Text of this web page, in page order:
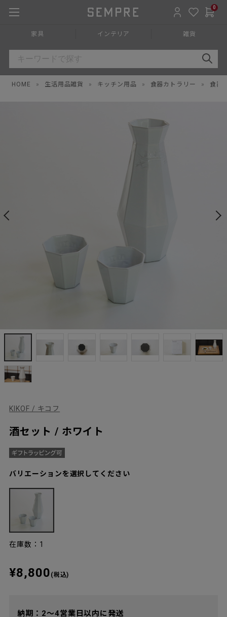
0
家具 インテリア 雑貨
HOME » 生活用品雑貨 » キッチン用品 » 食器カトラリー » 食器
KIKOF / キコフ
酒セット / ホワイト
バリエーションを選択してください
在庫数：1
¥8,800 (税込)
納期：2～4営業日以内に発送